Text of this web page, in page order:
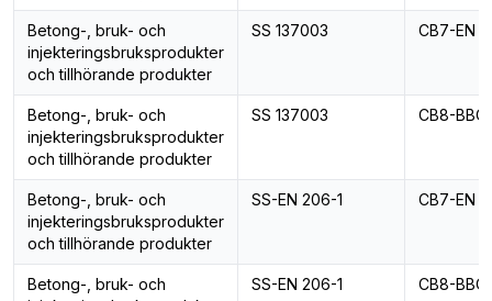
Betong-, bruk- och
injekteringsbruksprodukter
och tillhörande produkter
SS 137003 CB7-EN
Betong-, bruk- och
injekteringsbruksprodukter
och tillhörande produkter
SS 137003 CB8-BBC
Betong-, bruk- och
injekteringsbruksprodukter
och tillhörande produkter
SS-EN 206-1 CB7-EN
Betong-, bruk- och
SS-EN 206-1 CB8-BBC